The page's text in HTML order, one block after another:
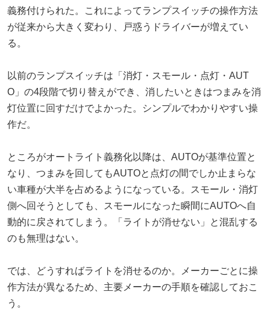
義務付けられた。これによってランプスイッチの操作方法
が従来から大きく変わり、戸惑うドライバーが増えてい
る。
以前のランプスイッチは「消灯・スモール・点灯・AUT
O」の4段階で切り替えができ、消したいときはつまみを消
灯位置に回すだけでよかった。シンプルでわかりやすい操
作だ。
ところがオートライト義務化以降は、AUTOが基準位置と
なり、つまみを回してもAUTOと点灯の間でしか止まらな
い車種が大半を占めるようになっている。スモール・消灯
側へ回そうとしても、スモールになった瞬間にAUTOへ自
動的に戻されてしまう。「ライトが消せない」と混乱する
のも無理はない。
では、どうすればライトを消せるのか。メーカーごとに操
作方法が異なるため、主要メーカーの手順を確認しておこ
う。